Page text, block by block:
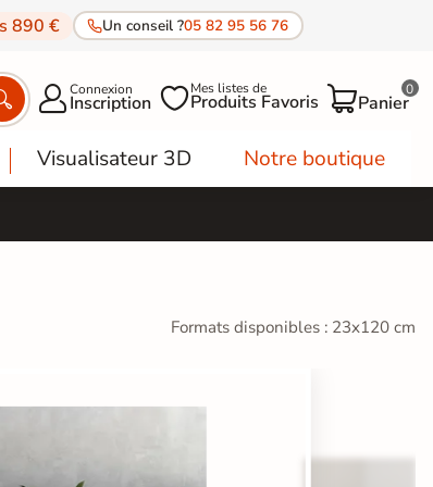
890 € Un conseil ?05 82 95 56 76
Connexion
Inscription Mes listes de
Produits Favoris Panier
0
Visualisateur 3D Notre boutique
Formats disponibles : 23x120 cm